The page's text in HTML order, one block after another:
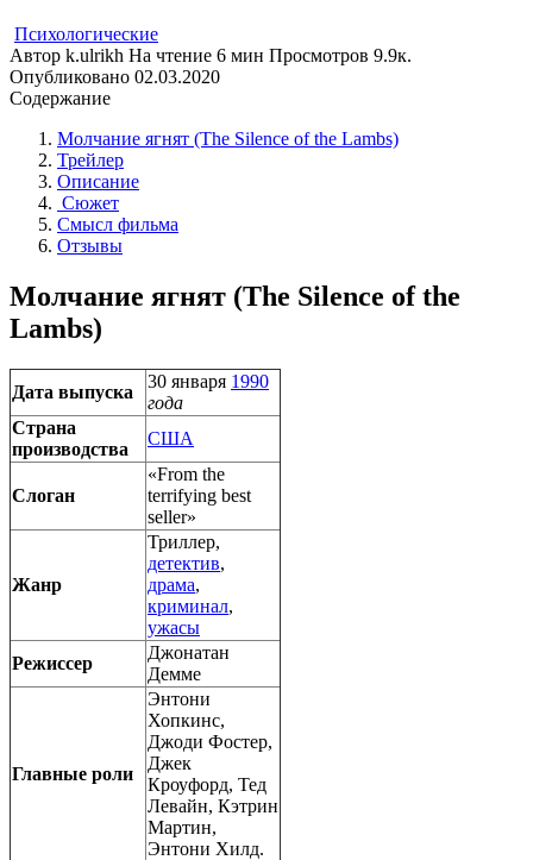
Психологические
Автор k.ulrikh На чтение 6 мин Просмотров 9.9к.
Опубликовано 02.03.2020
Содержание
Молчание ягнят (The Silence of the Lambs)
Трейлер
Описание
Сюжет
Смысл фильма
Отзывы
Молчание ягнят (The Silence of the
Lambs)
Дата выпуска
30 января 1990
года
Страна
производства
США
Слоган
«From the
terrifying best
seller»
Жанр
Триллер,
детектив,
драма,
криминал,
ужасы
Режиссер
Джонатан
Демме
Главные роли
Энтони
Хопкинс,
Джоди Фостер,
Джек
Кроуфорд, Тед
Левайн, Кэтрин
Мартин,
Энтони Хилд.